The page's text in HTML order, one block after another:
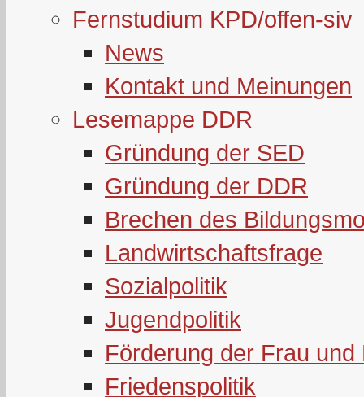
Fernstudium KPD/offen-siv
News
Kontakt und Meinungen
Lesemappe DDR
Gründung der SED
Gründung der DDR
Brechen des
Landwirtschaftsfrage
Sozialpolitik
Jugendpolitik
Förderung der Frau und
Friedenspolitik